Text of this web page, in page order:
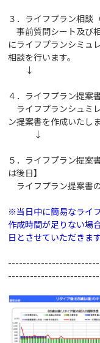
３．ライフプラン相談
事前質問シート及び
にライフプランシミュ
相談を行います。
↓
４．ライフプラン提案
ライフプランシュミ
ン提案書を作成いたしま
↓
５．ライフプラン提案
は後日】
ライフプラン提案書
※当日中に簡易なライ
作成時間が足りない場
日とさせていただきま